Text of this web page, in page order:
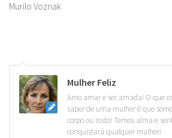
Murilo Voznak
Mulher Feliz
Amo amar e ser amada! O que
saber de uma mulher é que
corpo ou rosto! Temos alma e
conquistará qualquer mulher!